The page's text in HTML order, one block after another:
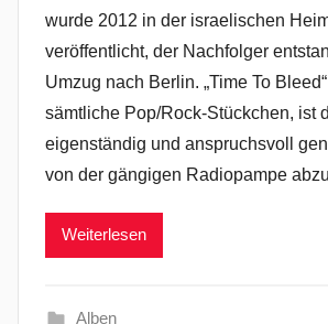
wurde 2012 in der israelischen
veröffentlicht, der Nachfolger
Umzug nach Berlin. „Time To
sämtliche Pop/Rock-Stückchen, ist
eigenständig und anspruchsvoll
von der gängigen Radiopampe
Weiterlesen
Alben